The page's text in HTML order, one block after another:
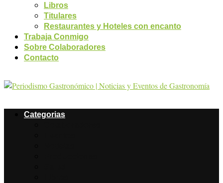
Libros
Titulares
Restaurantes y Hoteles con encanto
Trabaja Conmigo
Sobre Colaboradores
Contacto
Categorias